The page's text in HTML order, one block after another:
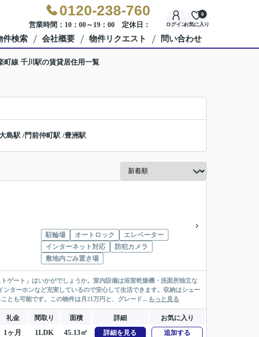
0120-238-760
営業時間：10：00～19：00 定休日： ログインお気に入り
0
件検索 会社概要 物件リクエスト 問い合わせ
町線 千川駅の賃貸居住用一覧
島駅 /門前仲町駅 /豊洲駅
駐輪場 オートロック
エレベーター
インターネット対応
防犯カメラ
敷地内ごみ置き場
ゲート」はいかがでしょうか。室内設備は浴室乾燥機・洗面所独立な
ターホンなど充実しているので安心して生活できます。収納はシュー
とも可能です。この物件は月21万円と、グレード... もっと見る
礼金 間取り 面積 詳細
お気に入り
1ヶ月 1LDK 45.13㎡ 詳細を見る 追加する